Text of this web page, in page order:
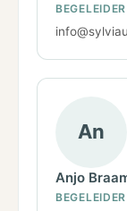
BEGELEIDER
An
Anjo
BEGELEIDER